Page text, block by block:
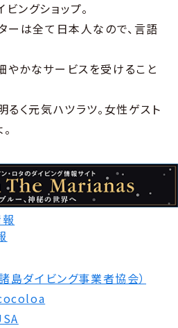
ングショップ。
ーは全て日本人なので、言語
やかなサービスを受けること
るく元気ハツラツ。女性ゲスト
島ダイビング事業者協会）